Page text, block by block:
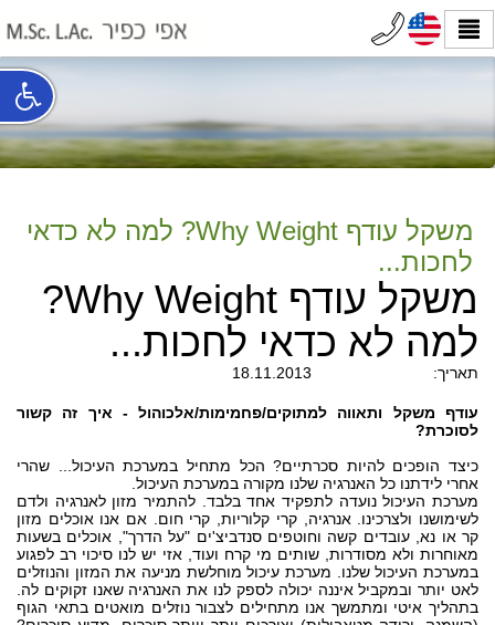
משקל עודף Why Weight? למה לא כדאי
לחכות...
משקל עודף Why Weight?
למה לא כדאי לחכות...
תאריך: 18.11.2013
עודף משקל ותאווה למתוקים/פחמימות/אלכוהול - איך זה קשור
לסוכרת?
כיצד הופכים להיות סכרתיים? הכל מתחיל במערכת העיכול... שהרי
אחרי לידתנו כל האנרגיה שלנו מקורה במערכת העיכול.
מערכת העיכול נועדה לתפקיד אחד בלבד. להתמיר מזון לאנרגיה ולדם
לשימושנו ולצרכינו. אנרגיה, קרי קלוריות, קרי חום. אם אנו אוכלים מזון
קר או נא, עובדים קשה וחוטפים סנדביצ'ים "על הדרך", אוכלים בשעות
מאוחרות ולא מסודרות, שותים מי קרח ועוד, אזי יש לנו סיכוי רב לפגוע
במערכת העיכול שלנו. מערכת עיכול מוחלשת מניעה את המזון והנוזלים
לאט יותר ובמקביל איננה יכולה לספק לנו את האנרגיה שאנו זקוקים לה.
בתהליך איטי ומתמשך אנו מתחילים לצבור נוזלים מואטים בתאי הגוף